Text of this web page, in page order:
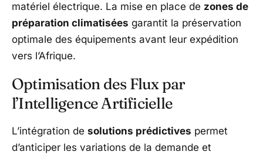
matériel électrique. La mise en place de zones de
préparation climatisées garantit la préservation
optimale des équipements avant leur expédition
vers l’Afrique.
Optimisation des Flux par
l’Intelligence Artificielle
L’intégration de solutions prédictives permet
d’anticiper les variations de la demande et